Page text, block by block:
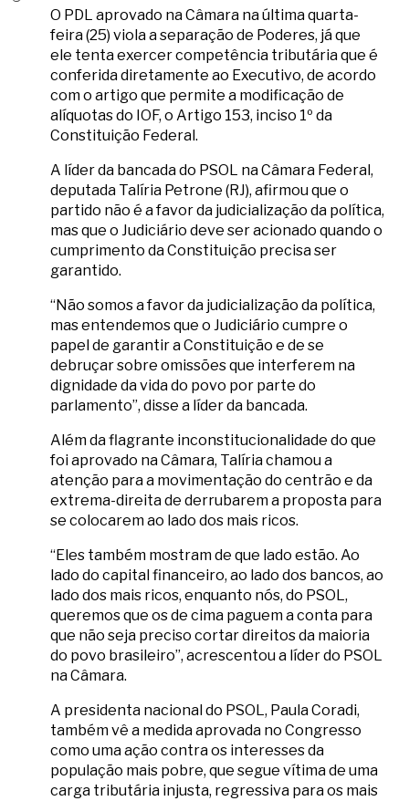
O PDL aprovado na Câmara na última quarta-
feira (25) viola a separação de Poderes, já que
ele tenta exercer competência tributária que é
conferida diretamente ao Executivo, de acordo
com o artigo que permite a modificação de
alíquotas do IOF, o Artigo 153, inciso 1º da
Constituição Federal.
A líder da bancada do PSOL na Câmara Federal,
deputada Talíria Petrone (RJ), afirmou que o
partido não é a favor da judicialização da política,
mas que o Judiciário deve ser acionado quando o
cumprimento da Constituição precisa ser
garantido.
“Não somos a favor da judicialização da política,
mas entendemos que o Judiciário cumpre o
papel de garantir a Constituição e de se
debruçar sobre omissões que interferem na
dignidade da vida do povo por parte do
parlamento”, disse a líder da bancada.
Além da flagrante inconstitucionalidade do que
foi aprovado na Câmara, Talíria chamou a
atenção para a movimentação do centrão e da
extrema-direita de derrubarem a proposta para
se colocarem ao lado dos mais ricos.
“Eles também mostram de que lado estão. Ao
lado do capital financeiro, ao lado dos bancos, ao
lado dos mais ricos, enquanto nós, do PSOL,
queremos que os de cima paguem a conta para
que não seja preciso cortar direitos da maioria
do povo brasileiro”, acrescentou a líder do PSOL
na Câmara.
A presidenta nacional do PSOL, Paula Coradi,
também vê a medida aprovada no Congresso
como uma ação contra os interesses da
população mais pobre, que segue vítima de uma
carga tributária injusta, regressiva para os mais